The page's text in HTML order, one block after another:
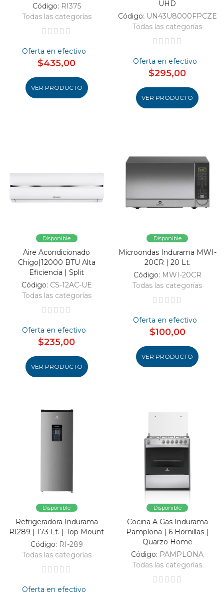
Código: RI375
Todas las categorías
Oferta en efectivo
$435,00
VER PRODUCTO
UHD
Código: UN43U8000FPCZE
Todas las categorías
Oferta en efectivo
$295,00
VER PRODUCTO
Disponible
Aire Acondicionado
Chigo|12000 BTU Alta
Eficiencia | Split
Código: CS-12AC-UE
Todas las categorías
Oferta en efectivo
$235,00
VER PRODUCTO
Disponible
Microondas Indurama MWI-
20CR | 20 Lt.
Código: MWI-20CR
Todas las categorías
Oferta en efectivo
$100,00
VER PRODUCTO
Disponible
Refrigeradora Indurama
RI289 | 173 Lt. | Top Mount
Código: RI-289
Todas las categorías
Oferta en efectivo
Disponible
Cocina A Gas Indurama
Pamplona | 6 Hornillas |
Quarzo Home
Código: PAMPLONA
Todas las categorías